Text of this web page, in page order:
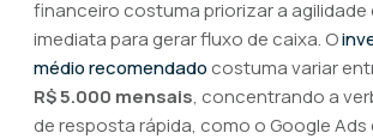
financeiro costuma priorizar a agilidade
imediata para gerar fluxo de caixa. O
médio recomendado costuma variar
R$ 5.000 mensais, concentrando a
de resposta rápida, como o Google Ads